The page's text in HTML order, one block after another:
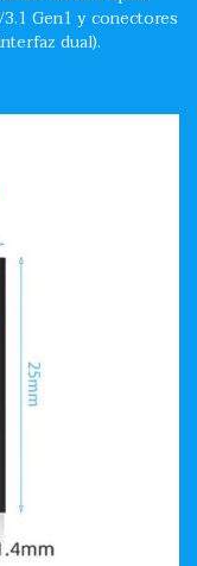
Gen1 y conectores
dual).